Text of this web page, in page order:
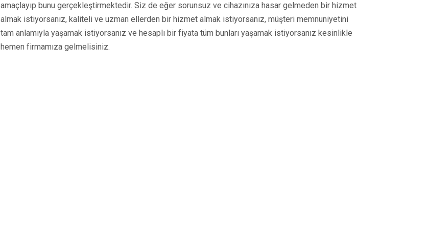
amaçlayıp bunu gerçekleştirmektedir. Siz de eğer sorunsuz ve cihazınıza hasar gelmeden bir hizmet
almak istiyorsanız, kaliteli ve uzman ellerden bir hizmet almak istiyorsanız, müşteri memnuniyetini
tam anlamıyla yaşamak istiyorsanız ve hesaplı bir fiyata tüm bunları yaşamak istiyorsanız kesinlikle
hemen firmamıza gelmelisiniz.